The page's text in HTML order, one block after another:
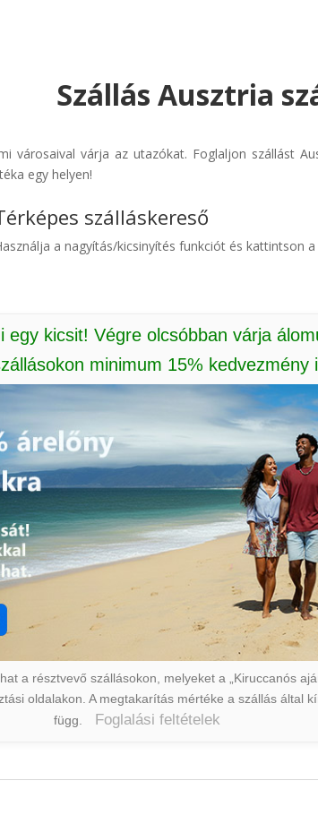
Szállás Ausztria
városaival várja az utazókat. Foglaljon szállást
egy helyen!
szálláskereső
a nagyítás/kicsinyítés funkciót és kattintson
egy kicsit! Végre olcsóbban várja
minimum 15% kedvezmény
a résztvevő szállásokon, melyeket a „Kiruccanós
oldalakon. A megtakarítás mértéke a szállás által
függ.
Foglalási feltételek